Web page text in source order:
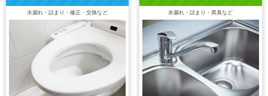
水漏れ・詰まり・修正・交換など 水漏れ・詰まり・異臭など